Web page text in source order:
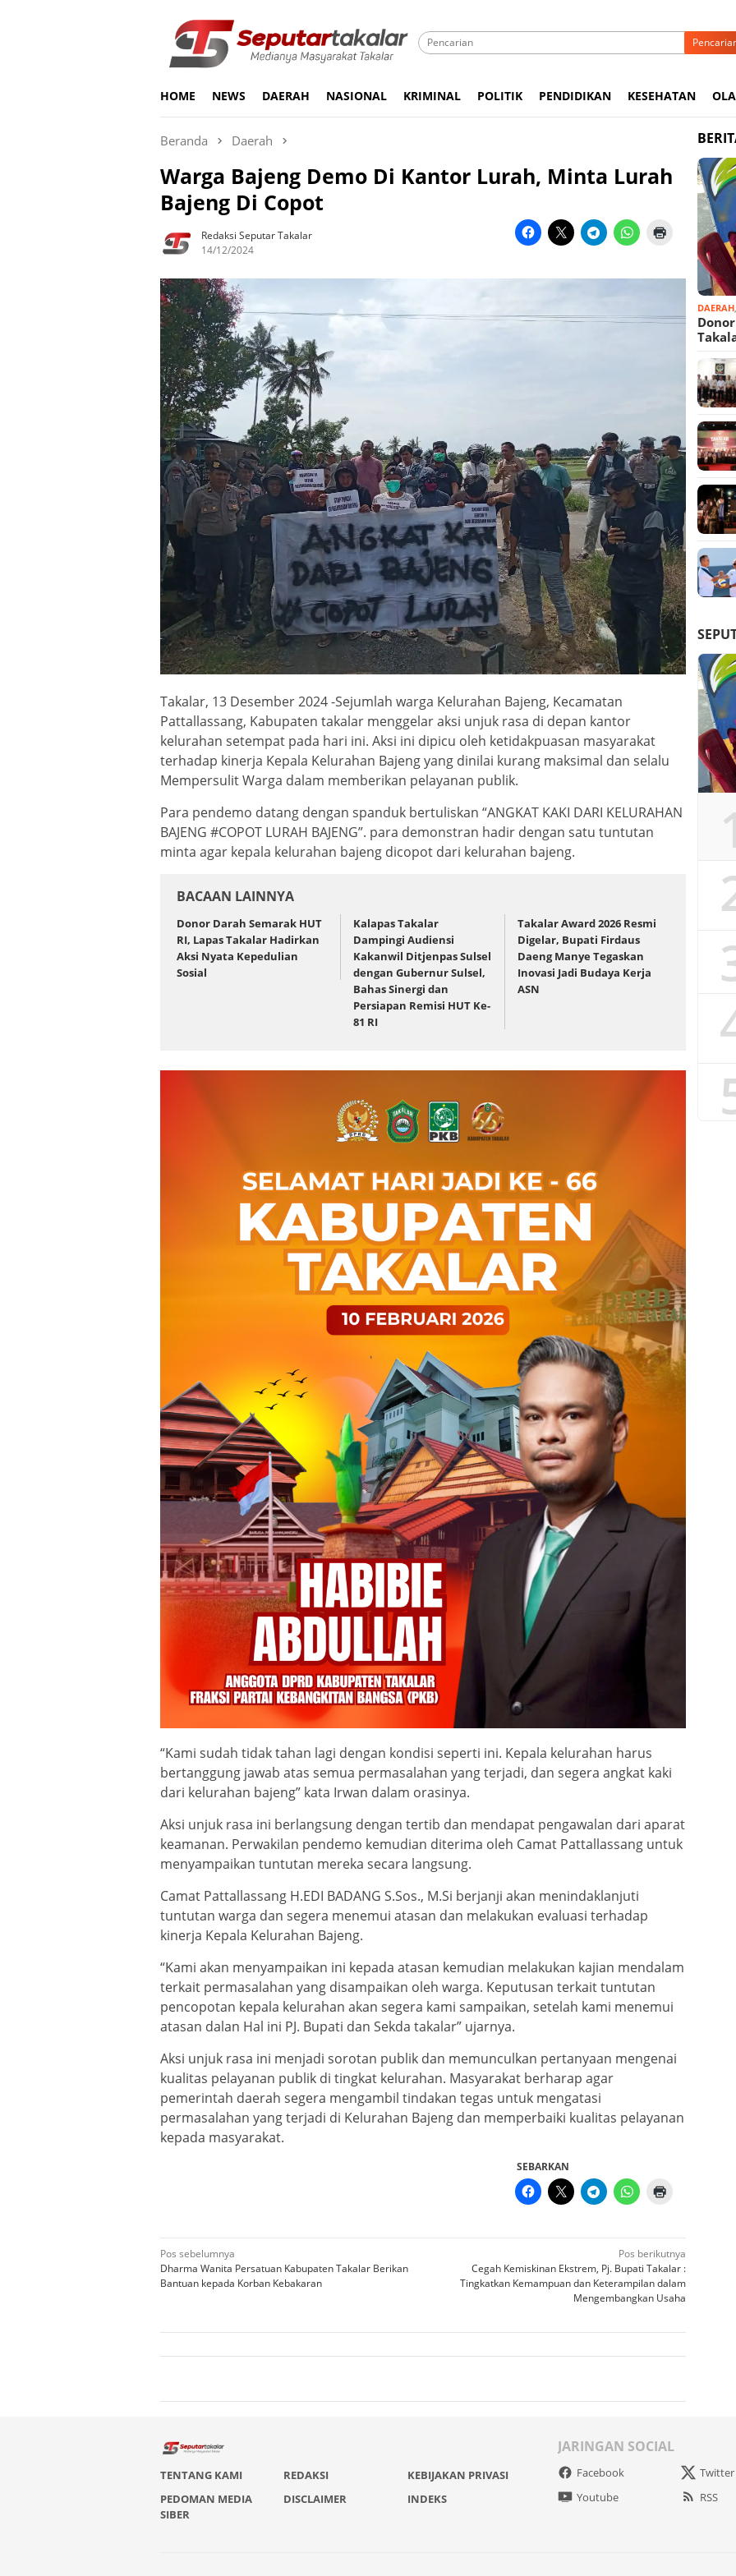
HOME NEWS DAERAH NASIONAL KRIMINAL POLITIK PENDIDIKAN KESEHATAN
Beranda Daerah
Warga Bajeng Demo Di Kantor Lurah, Minta Lurah
Bajeng Di Copot
Redaksi Seputar Takalar
14/12/2024
Takalar, 13 Desember 2024 -Sejumlah warga Kelurahan Bajeng, Kecamatan
Pattallassang, Kabupaten takalar menggelar aksi unjuk rasa di depan kantor
kelurahan setempat pada hari ini. Aksi ini dipicu oleh ketidakpuasan masyarakat
terhadap kinerja Kepala Kelurahan Bajeng yang dinilai kurang maksimal dan selalu
Mempersulit Warga dalam memberikan pelayanan publik.
Para pendemo datang dengan spanduk bertuliskan “ANGKAT KAKI DARI KELURAHAN
BAJENG #COPOT LURAH BAJENG”. para demonstran hadir dengan satu tuntutan
minta agar kepala kelurahan bajeng dicopot dari kelurahan bajeng.
BACAAN LAINNYA
Donor Darah Semarak HUT
RI, Lapas Takalar Hadirkan
Aksi Nyata Kepedulian
Sosial
Kalapas Takalar
Dampingi Audiensi
Kakanwil Ditjenpas Sulsel
dengan Gubernur Sulsel,
Bahas Sinergi dan
Persiapan Remisi HUT Ke-
81 RI
Takalar Award 2026 Resmi
Digelar, Bupati Firdaus
Daeng Manye Tegaskan
Inovasi Jadi Budaya Kerja
ASN
“Kami sudah tidak tahan lagi dengan kondisi seperti ini. Kepala kelurahan harus
bertanggung jawab atas semua permasalahan yang terjadi, dan segera angkat kaki
dari kelurahan bajeng” kata Irwan dalam orasinya.
Aksi unjuk rasa ini berlangsung dengan tertib dan mendapat pengawalan dari aparat
keamanan. Perwakilan pendemo kemudian diterima oleh Camat Pattallassang untuk
menyampaikan tuntutan mereka secara langsung.
Camat Pattallassang H.EDI BADANG S.Sos., M.Si berjanji akan menindaklanjuti
tuntutan warga dan segera menemui atasan dan melakukan evaluasi terhadap
kinerja Kepala Kelurahan Bajeng.
“Kami akan menyampaikan ini kepada atasan kemudian melakukan kajian mendalam
terkait permasalahan yang disampaikan oleh warga. Keputusan terkait tuntutan
pencopotan kepala kelurahan akan segera kami sampaikan, setelah kami menemui
atasan dalan Hal ini PJ. Bupati dan Sekda takalar” ujarnya.
Aksi unjuk rasa ini menjadi sorotan publik dan memunculkan pertanyaan mengenai
kualitas pelayanan publik di tingkat kelurahan. Masyarakat berharap agar
pemerintah daerah segera mengambil tindakan tegas untuk mengatasi
permasalahan yang terjadi di Kelurahan Bajeng dan memperbaiki kualitas pelayanan
kepada masyarakat.
SEBARKAN
Navigasi
pos
Pos sebelumnya
Dharma Wanita Persatuan Kabupaten Takalar Berikan
Bantuan kepada Korban Kebakaran
Pos berikutnya
Cegah Kemiskinan Ekstrem, Pj. Bupati Takalar :
Tingkatkan Kemampuan dan Keterampilan dalam
Mengembangkan Usaha
DAERAH,
TENTANG KAMI REDAKSI
KEBIJAKAN PRIVASI
PEDOMAN MEDIA
SIBER
DISCLAIMER INDEKS
JARINGAN SOCIAL
Facebook Twitter
Youtube
RSS